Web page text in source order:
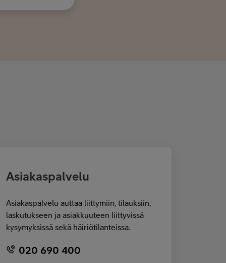
Asiakaspalvelu
Asiakaspalvelu auttaa liittymiin, tilauksiin,
laskutukseen ja asiakkuuteen liittyvissä
kysymyksissä sekä häiriötilanteissa.
020 690 400